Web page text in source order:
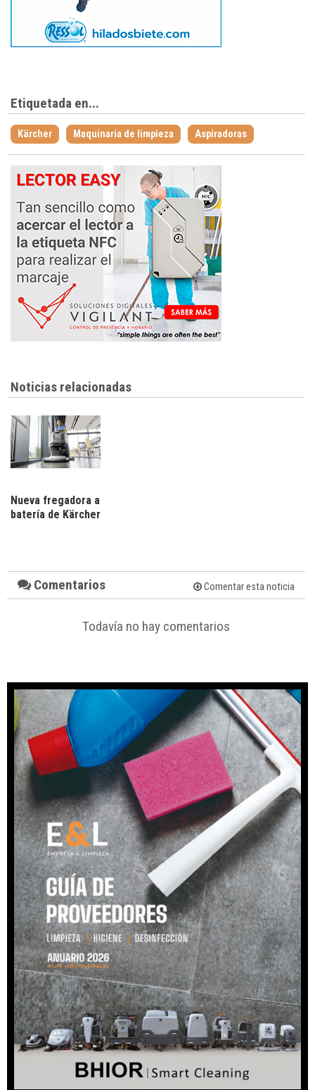
Etiquetada en...
Kärcher Maquinaria de limpieza Aspiradoras
Noticias relacionadas
Nueva fregadora a
batería de Kärcher
Comentarios Comentar esta noticia
Todavía no hay comentarios